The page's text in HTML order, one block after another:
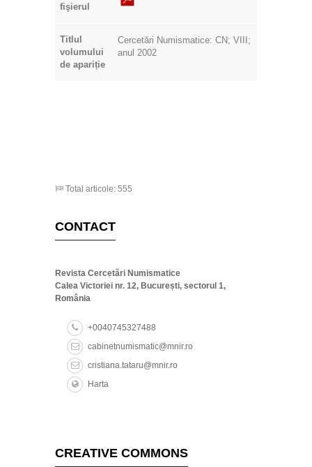
fişierul
Titlul
volumului
de apariție
Cercetări Numismatice: CN; VIII;
anul 2002
Total articole: 555
CONTACT
Revista Cercetări Numismatice
Calea Victoriei nr. 12, București, sectorul 1,
România
+0040745327488
cabinetnumismatic@mnir.ro
cristiana.tataru@mnir.ro
Harta
CREATIVE COMMONS